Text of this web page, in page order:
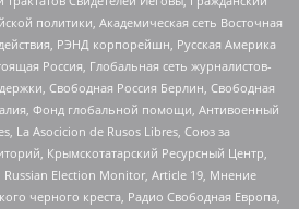
политики, Академическая сеть Восточная
РЭНД корпорейшн, Русская Америка
Россия, Глобальная сеть журналистов-
Свободная Россия Берлин, Свободная
Фонд глобальной помощи, Антивоенный
La Asocicion de Rusos Libres, Союз за
Крымскотатарский Ресурсный Центр,
Election Monitor, Article 19, Мнение
черного креста, Радио Свободная Европа,